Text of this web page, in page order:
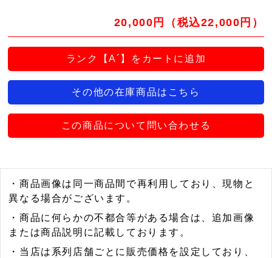
20,000円（税込22,000円）
ランク【A´】をカートに追加
その他の在庫商品はこちら
この商品について問い合わせる
・商品画像は同一商品間で再利用しており、現物と
異なる場合がございます。
・商品に何らかの不都合等がある場合は、追加画像
または商品説明に記載しております。
・当店は系列店舗ごとに販売価格を設定しており、